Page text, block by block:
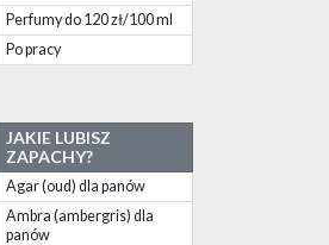
Perfumy do 120 zł/100 ml
Po pracy
JAKIE LUBISZ
ZAPACHY?
Agar (oud) dla panów
Ambra (ambergris) dla
panów